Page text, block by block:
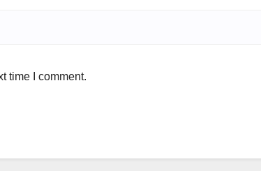
time I comment.